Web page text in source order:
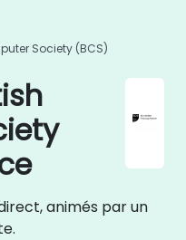
Society (BCS)
animés par un